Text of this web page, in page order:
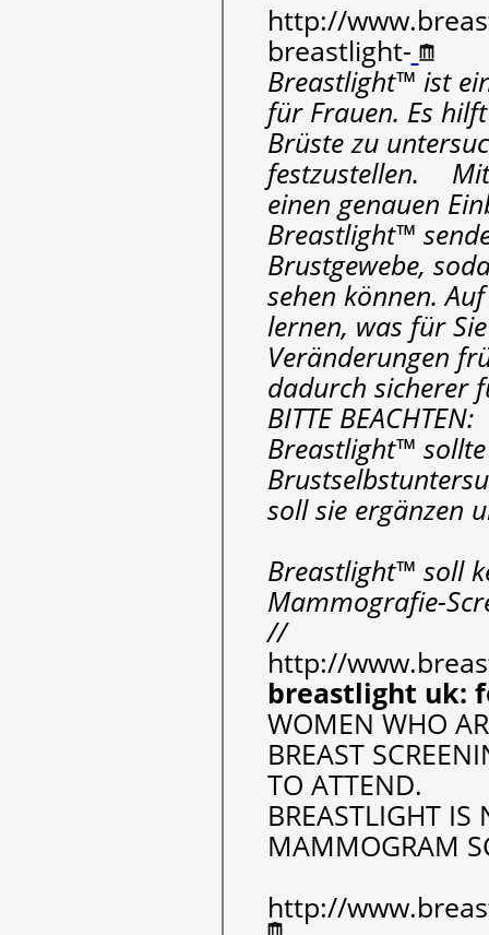
http://
breastlight-
Breastlight™ ist
für Frauen. Es
Brüste zu
festzustellen. Mit
einen genauen
Breastlight™
Brustgewebe,
sehen können.
lernen, was für
Veränderungen
dadurch sicherer
BITTE BEACHTEN:
Breastlight™
soll sie ergänzen
Breastlight™ soll
Mammografie-
//
http://
breastlight uk:
WOMEN WHO
BREAST
TO ATTEND.
BREASTLIGHT IS
MAMMOGRAM
http://